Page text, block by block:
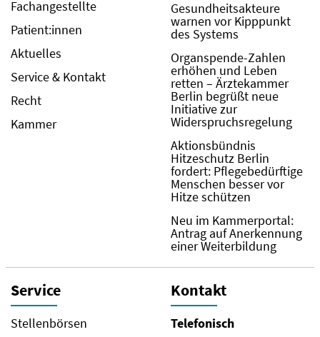
Fachangestellte
Patient:innen
Aktuelles
Service & Kontakt
Recht
Kammer
Gesundheitsakteure
warnen vor Kipppunkt
des Systems
Organspende-Zahlen
erhöhen und Leben
retten – Ärztekammer
Berlin begrüßt neue
Initiative zur
Widerspruchsregelung
Aktionsbündnis
Hitzeschutz Berlin
fordert: Pflegebedürftige
Menschen besser vor
Hitze schützen
Neu im Kammerportal:
Antrag auf Anerkennung
einer Weiterbildung
Service
Stellenbörsen
Kontakt
Telefonisch